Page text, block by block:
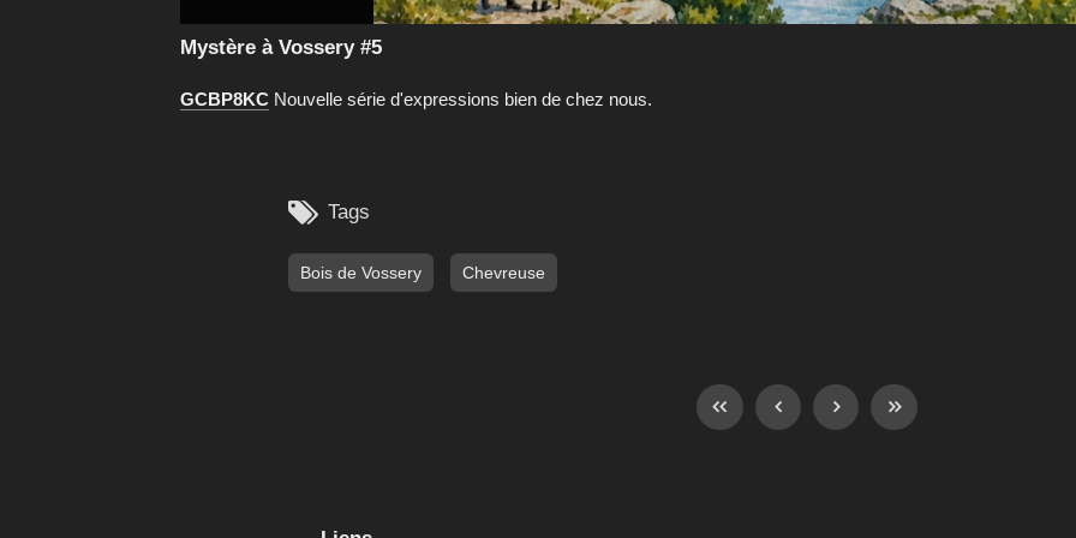
Mystère à Vossery #5
GCBP8KCNouvelle série d'expressions bien de chez nous.
 Tags
Bois de Vossery Chevreuse